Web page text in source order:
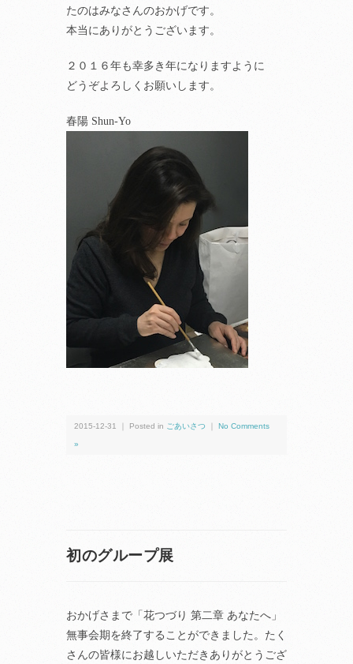
たのはみなさんのおかげです。
本当にありがとうございます。
２０１６年も幸多き年になりますように
どうぞよろしくお願いします。
春陽 Shun-Yo
2015-12-31 ｜ Posted in ごあいさつ No Comments
»
初のグループ展
おかげさまで「花つづり 第二章 あなたへ」
無事会期を終了することができました。たく
さんの皆様にお越しいただきありがとうござ